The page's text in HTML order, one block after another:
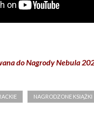
do Nagrody Nebula
NAGRODZONE KSIĄŻKI